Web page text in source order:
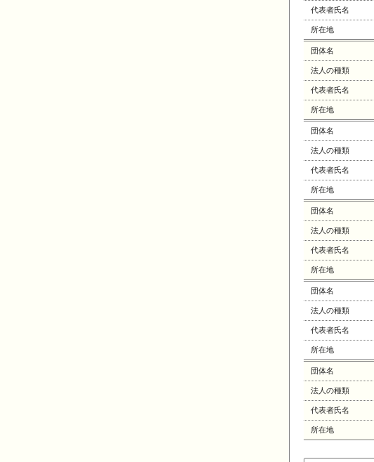
代表者氏名
所在地
団体名
法人の種類
代表者氏名
所在地
団体名
法人の種類
代表者氏名
所在地
団体名
法人の種類
代表者氏名
所在地
団体名
法人の種類
代表者氏名
所在地
団体名
法人の種類
代表者氏名
所在地